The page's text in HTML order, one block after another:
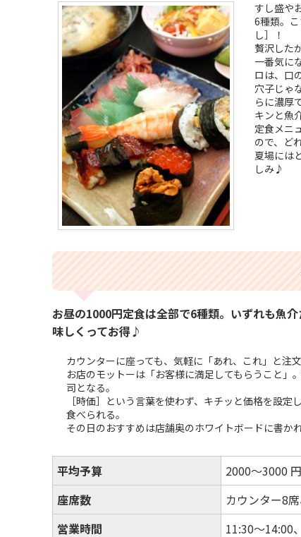
すし盛や
6種類。
し］！
贅沢した
一番気に
ロは、口
穴子じゃ
らに濃厚
キンと魚
定食メニ
ので、ど
夏場には
しみ♪
お昼の1000円定食は全部で6種類。いずれも魚
味しくってお得♪
カウンターに座っても、気軽に「あれ、これ」と注
お店のモットーは「お客様に満足してもらうこと
司となる。
［時価］という言葉を使わず、キチッと価格を設
食べられる。
その日のおすすめは店舗奥のホワイトボードに書か
平均予算
2000～3000 円
座席数
カウンター8
営業時間
11:30～14:00